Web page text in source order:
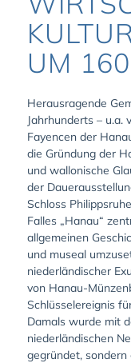
UM
Herausragende
Jahrhunderts – u.a.
Fayencen der
die Gründung der
und wallonische
der
Schloss
Falles „Hanau“
allgemeinen
und museal
niederländischer
von Hanau-
Schlüsselereignis
Damals wurde mit
niederländischen
gegründet,